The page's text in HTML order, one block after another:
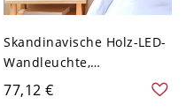
Skandinavische Holz-LED-
Wandleuchte,
geometrische
Umgebungsleuchte -
77,12 €